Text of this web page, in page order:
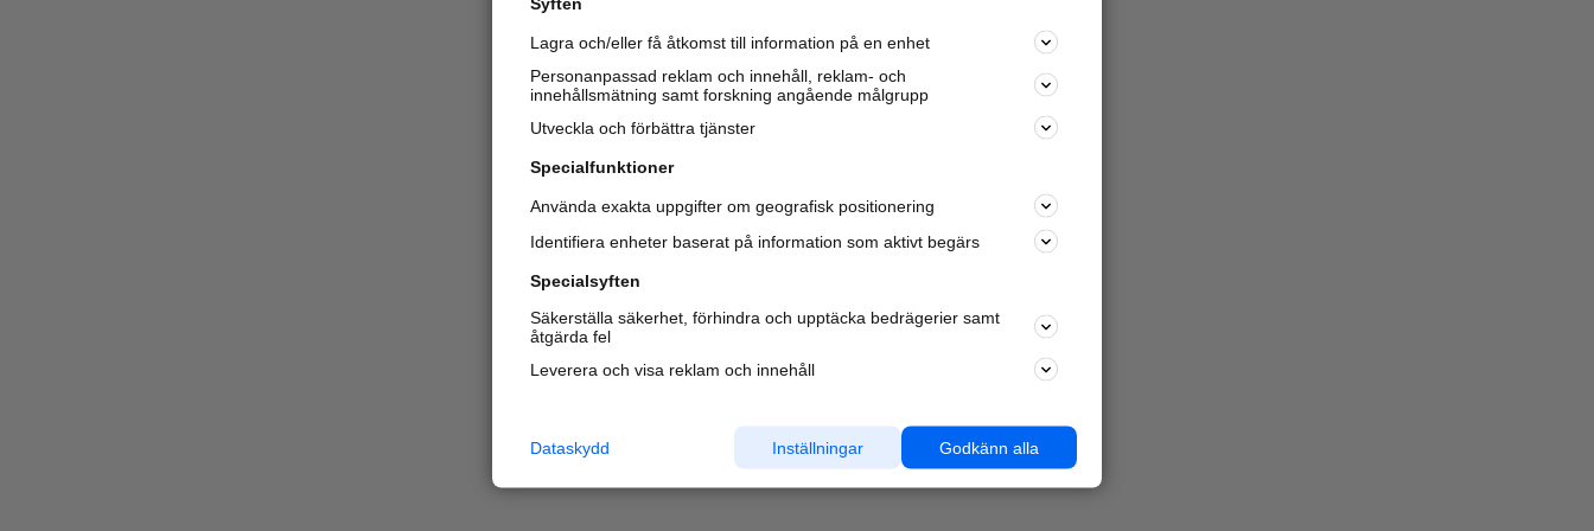
Lagra och/eller få åtkomst till information på en enhet
Personanpassad reklam och innehåll, reklam- och
innehållsmätning samt forskning angående målgrupp
Utveckla och förbättra tjänster
Specialfunktioner
Använda exakta uppgifter om geografisk positionering
Identifiera enheter baserat på information som aktivt begärs
Specialsyften
Säkerställa säkerhet, förhindra och upptäcka bedrägerier samt
åtgärda fel
Leverera och visa reklam och innehåll
Godkänn alla
Inställningar
Dataskydd